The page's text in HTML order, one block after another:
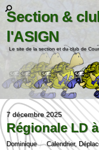
Section &
l'ASIGN
Le site de la section et du club de
7 décembre 2025
Régionale LD
Dominique Calendrier,